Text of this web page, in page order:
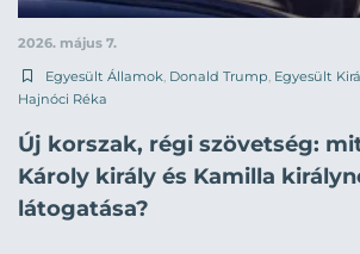
2026. május 7.
Egyesült Államok, Donald Trump, Egyesült
Hajnóci Réka
Új korszak, régi szövetség:
Károly király és Kamilla
látogatása?